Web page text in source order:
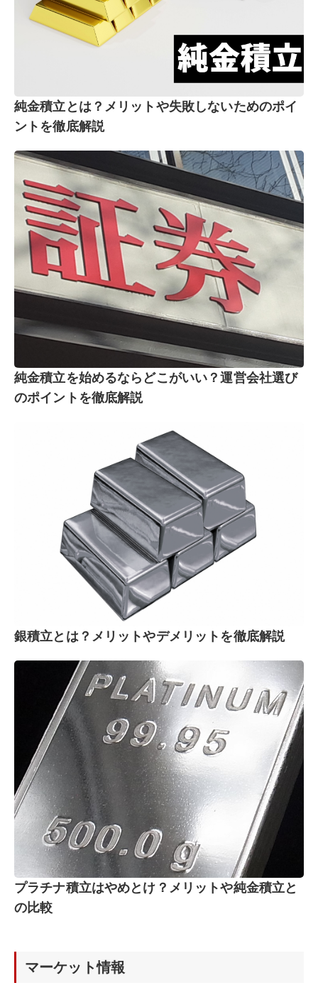
純金積立とは？メリットや失敗しないためのポイ
ントを徹底解説
純金積立を始めるならどこがいい？運営会社選び
のポイントを徹底解説
銀積立とは？メリットやデメリットを徹底解説
プラチナ積立はやめとけ？メリットや純金積立と
の比較
マーケット情報